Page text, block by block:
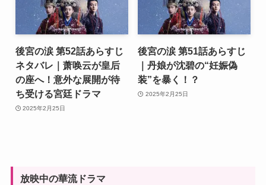
後宮の涙 第52話あらすじ
ネタバレ｜萧唤云が皇后
の座へ！意外な展開が待
ち受ける宮廷ドラマ
2025年2月25日
後宮の涙 第51話あらすじ
｜丹娘が沈碧の“妊娠偽
装”を暴く！？
2025年2月25日
放映中の華流ドラマ